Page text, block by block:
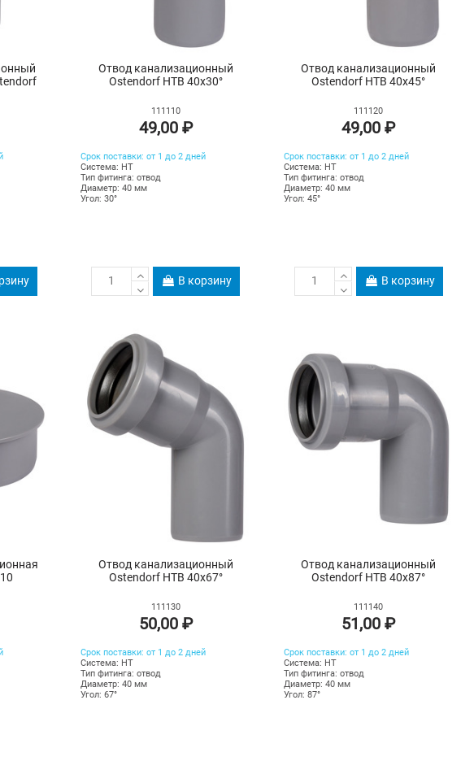
Отвод канализационный
Ostendorf HTB 40х30°
111110
49,00 ₽
Срок поставки: от 1 до 2 дней
Система: HT
Тип фитинга: отвод
Диаметр: 40 мм
Угол: 30°
В корзину
Отвод канализационный
Ostendorf HTB 40х45°
111120
49,00 ₽
Срок поставки: от 1 до 2 дней
Система: HT
Тип фитинга: отвод
Диаметр: 40 мм
Угол: 45°
В корзину
Отвод канализационный
Ostendorf HTB 40х67°
111130
50,00 ₽
Срок поставки: от 1 до 2 дней
Система: HT
Тип фитинга: отвод
Диаметр: 40 мм
Угол: 67°
Отвод канализационный
Ostendorf HTB 40х87°
111140
51,00 ₽
Срок поставки: от 1 до 2 дней
Система: HT
Тип фитинга: отвод
Диаметр: 40 мм
Угол: 87°